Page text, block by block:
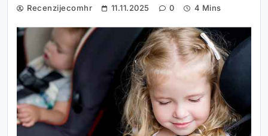
Recenzijecomhr 11.11.2025 0 4 Mins